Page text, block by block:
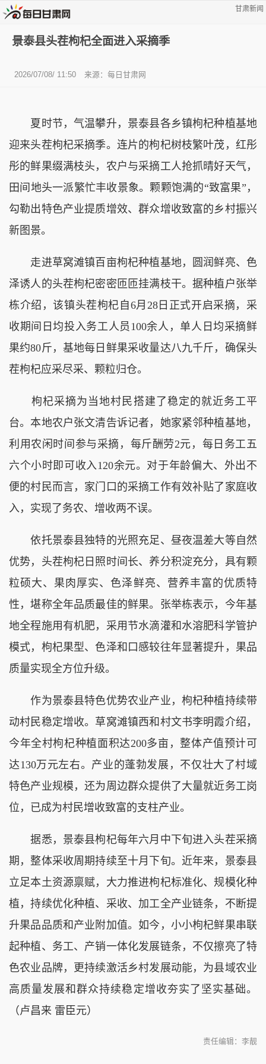
甘肃新闻
景泰县头茬枸杞全面进入采摘季
2026/07/08/ 11:50 来源： 每日甘肃网
夏时节，气温攀升，景泰县各乡镇枸杞种植基地
迎来头茬枸杞采摘季。连片的枸杞树枝繁叶茂，红彤
彤的鲜果缀满枝头，农户与采摘工人抢抓晴好天气，
田间地头一派繁忙丰收景象。颗颗饱满的“致富果”，
勾勒出特色产业提质增效、群众增收致富的乡村振兴
新图景。
走进草窝滩镇百亩枸杞种植基地，圆润鲜亮、色
泽诱人的头茬枸杞密密匝匝挂满枝干。据种植户张举
栋介绍，该镇头茬枸杞自6月28日正式开启采摘，采
收期间日均投入务工人员100余人，单人日均采摘鲜
果约80斤，基地每日鲜果采收量达八九千斤，确保头
茬枸杞应采尽采、颗粒归仓。
枸杞采摘为当地村民搭建了稳定的就近务工平
台。本地农户张文清告诉记者，她家紧邻种植基地，
利用农闲时间参与采摘，每斤酬劳2元，每日务工五
六个小时即可收入120余元。对于年龄偏大、外出不
便的村民而言，家门口的采摘工作有效补贴了家庭收
入，实现了务农、增收两不误。
依托景泰县独特的光照充足、昼夜温差大等自然
优势，头茬枸杞日照时间长、养分积淀充分，具有颗
粒硕大、果肉厚实、色泽鲜亮、营养丰富的优质特
性，堪称全年品质最佳的鲜果。张举栋表示，今年基
地全程施用有机肥，采用节水滴灌和水溶肥科学管护
模式，枸杞果型、色泽和口感较往年显著提升，果品
质量实现全方位升级。
作为景泰县特色优势农业产业，枸杞种植持续带
动村民稳定增收。草窝滩镇西和村文书李明霞介绍，
今年全村枸杞种植面积达200多亩，整体产值预计可
达130万元左右。产业的蓬勃发展，不仅壮大了村域
特色产业规模，还为周边群众提供了大量就近务工岗
位，已成为村民增收致富的支柱产业。
据悉，景泰县枸杞每年六月中下旬进入头茬采摘
期，整体采收周期持续至十月下旬。近年来，景泰县
立足本土资源禀赋，大力推进枸杞标准化、规模化种
植，持续优化种植、采收、加工全产业链条，不断提
升果品品质和产业附加值。如今，小小枸杞鲜果串联
起种植、务工、产销一体化发展链条，不仅擦亮了特
色农业品牌，更持续激活乡村发展动能，为县域农业
高质量发展和群众持续稳定增收夯实了坚实基础。
（卢昌来 雷臣元）
责任编辑：李靓